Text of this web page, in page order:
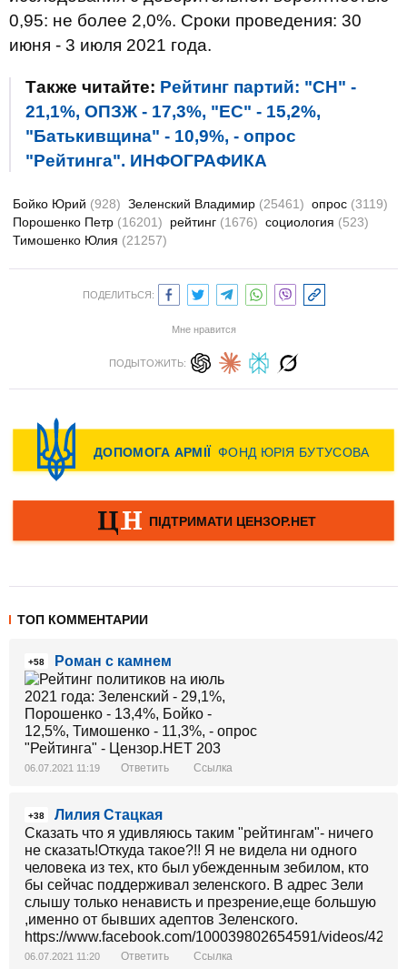
0,95: не более 2,0%. Сроки проведения: 30
июня - 3 июля 2021 года.
Также читайте: Рейтинг партий: "СН" -
21,1%, ОПЗЖ - 17,3%, "ЕС" - 15,2%,
"Батькивщина" - 10,9%, - опрос
"Рейтинга". ИНФОГРАФИКА
Бойко Юрий (928) Зеленский Владимир (25461) опрос (3119)
Порошенко Петр (16201) рейтинг (1676) социология (523)
Тимошенко Юлия (21257)
ПОДЕЛИТЬСЯ:
Мне нравится
ПОДЫТОЖИТЬ:
ТОП КОММЕНТАРИИ
+58 Роман с камнем
06.07.2021 11:19 Ответить Ссылка
+38
Лилия Стацкая
Сказать что я удивляюсь таким "рейтингам"- ничего
не сказать!Откуда такое?!! Я не видела ни одного
человека из тех, кто был убежденным зебилом, кто
бы сейчас поддерживал зеленского. В адрес Зели
слышу только ненависть и презрение,еще большую
,именно от бывших адептов Зеленского.
https://www.facebook.com/100039802654591/videos/
06.07.2021 11:20 Ответить Ссылка